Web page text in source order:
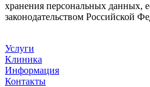
хранения персональных данных,
законодательством Российской
Услуги
Клиника
Информация
Контакты